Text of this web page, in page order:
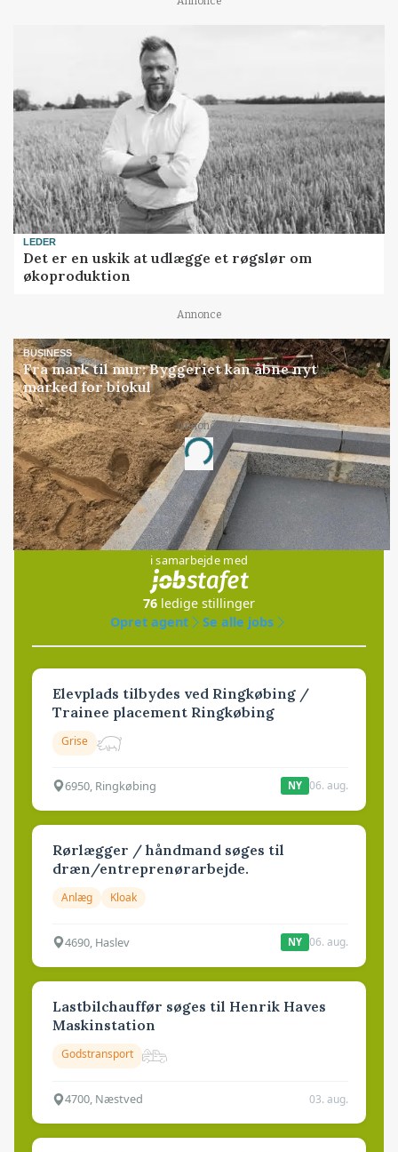
LEDER
Det er en uskik at udlægge et røgslør om
økoproduktion
Annonce
BUSINESS
Fra mark til mur: Byggeriet kan åbne nyt
marked for biokul
Annonce
Loading...
Jobs
i samarbejde med
76 ledige stillinger
Opret agent
Se alle jobs
Elevplads tilbydes ved Ringkøbing /
Trainee placement Ringkøbing
Grise
6950, Ringkøbing NY 06. aug.
Rørlægger / håndmand søges til
dræn/entreprenørarbejde.
Anlæg Kloak
4690, Haslev NY 06. aug.
Lastbilchauffør søges til Henrik Haves
Maskinstation
Godstransport
4700, Næstved 03. aug.